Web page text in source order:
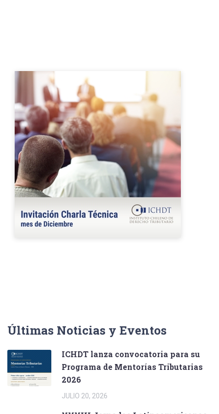
Últimas Noticias y Eventos
ICHDT lanza convocatoria para su
Programa de Mentorías Tributarias
2026
JULIO 20, 2026